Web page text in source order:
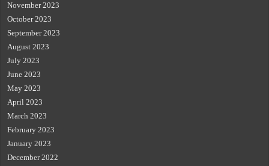
November 2023
October 2023
September 2023
August 2023
July 2023
June 2023
May 2023
April 2023
March 2023
February 2023
January 2023
December 2022